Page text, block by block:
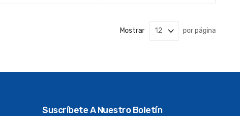
Mostrar por página
Suscríbete A Nuestro Boletín